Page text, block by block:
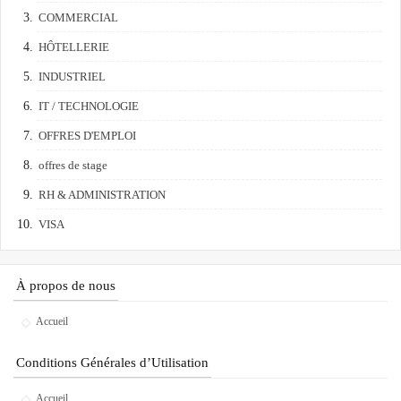
COMMERCIAL
HÔTELLERIE
INDUSTRIEL
IT / TECHNOLOGIE
OFFRES D'EMPLOI
offres de stage
RH & ADMINISTRATION
VISA
À propos de nous
Accueil
Conditions Générales d’Utilisation
Accueil